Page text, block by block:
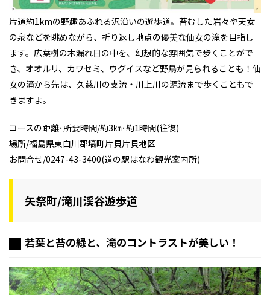
片道約1kmの野趣あふれる沢沿いの遊歩道。苔むした岩々や天女
の泉などを眺めながら、折り返し地点の優美な仙女の滝を目指し
ます。広葉樹の木漏れ日の中を、幻想的な雰囲気で歩くことがで
き、オオルリ、カワセミ、ウグイスなど野鳥が見られることも！仙
女の滝から先は、久慈川の支流・川上川の源流まで歩くこともで
きますよ。
コースの距離･所要時間/約3㎞･約1時間(往復)
場所/福島県東白川郡塙町片貝片貝地区
お問合せ/0247-43-3400(道の駅はなわ観光案内所)
矢祭町/滝川渓谷遊歩道
若葉と苔の緑と、滝のコントラストが美しい！